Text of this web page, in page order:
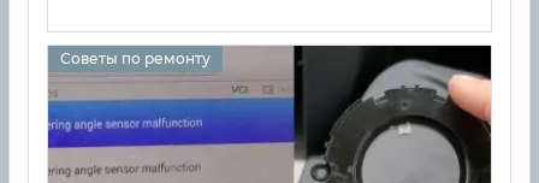
Советы по ремонту